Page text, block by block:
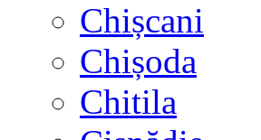
Chișcani
Chișoda
Chitila